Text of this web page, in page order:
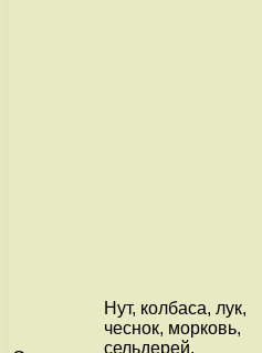
Нут, колбаса, лук,
чеснок, морковь,
сельдерей,